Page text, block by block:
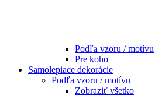
Podľa vzoru / motívu
Pre koho
Samolepiace dekorácie
Podľa vzoru / motívu
Zobraziť všetko